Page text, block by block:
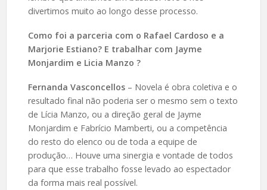
divertimos muito ao longo desse processo.
Como foi a parceria com o Rafael Cardoso e a
Marjorie Estiano? E trabalhar com Jayme
Monjardim e Licia Manzo ?
Fernanda Vasconcellos– Novela é obra coletiva e o
resultado final não poderia ser o mesmo sem o texto
de Lícia Manzo, ou a direção geral de Jayme
Monjardim e Fabrício Mamberti, ou a competência
do resto do elenco ou de toda a equipe de
produção… Houve uma sinergia e vontade de todos
para que esse trabalho fosse levado ao espectador
da forma mais real possível.